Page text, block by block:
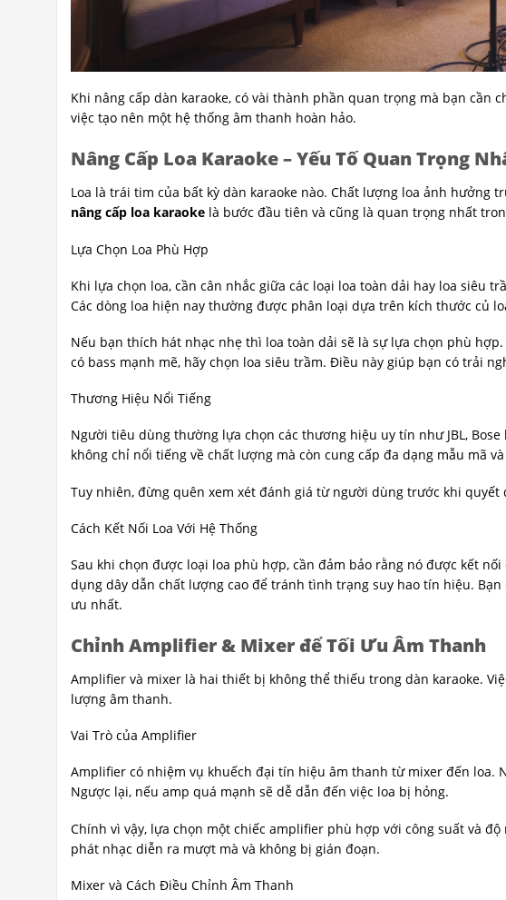
Khi nâng cấp dàn karaoke, có vài thành phần quan trọng mà bạn
việc tạo nên một hệ thống âm thanh hoàn hảo.
Nâng Cấp Loa Karaoke – Yếu Tố Quan Trọng
Loa là trái tim của bất kỳ dàn karaoke nào. Chất lượng loa ảnh hưởng
nâng cấp loa karaoke là bước đầu tiên và cũng là quan trọng nhất
Lựa Chọn Loa Phù Hợp
Khi lựa chọn loa, cần cân nhắc giữa các loại loa toàn dải hay loa siêu
Các dòng loa hiện nay thường được phân loại dựa trên kích thước củ
Nếu bạn thích hát nhạc nhẹ thì loa toàn dải sẽ là sự lựa chọn phù
có bass mạnh mẽ, hãy chọn loa siêu trầm. Điều này giúp bạn có trải
Thương Hiệu Nổi Tiếng
Người tiêu dùng thường lựa chọn các thương hiệu uy tín như JBL,
không chỉ nổi tiếng về chất lượng mà còn cung cấp đa dạng mẫu mã
Tuy nhiên, đừng quên xem xét đánh giá từ người dùng trước khi quyết
Cách Kết Nối Loa Với Hệ Thống
Sau khi chọn được loại loa phù hợp, cần đảm bảo rằng nó được kết
dụng dây dẫn chất lượng cao để tránh tình trạng suy hao tín hiệu.
ưu nhất.
Chỉnh Amplifier & Mixer để Tối Ưu Âm Thanh
Amplifier và mixer là hai thiết bị không thể thiếu trong dàn karaoke.
lượng âm thanh.
Vai Trò của Amplifier
Amplifier có nhiệm vụ khuếch đại tín hiệu âm thanh từ mixer đến loa.
Ngược lại, nếu amp quá mạnh sẽ dễ dẫn đến việc loa bị hỏng.
Chính vì vậy, lựa chọn một chiếc amplifier phù hợp với công suất và
phát nhạc diễn ra mượt mà và không bị gián đoạn.
Mixer và Cách Điều Chỉnh Âm Thanh